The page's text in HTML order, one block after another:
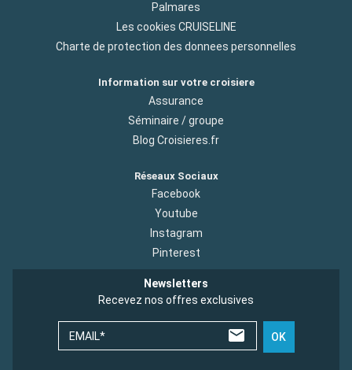
Palmares
Les cookies CRUISELINE
Charte de protection des donnees personnelles
Information sur votre croisiere
Assurance
Séminaire / groupe
Blog Croisieres.fr
Réseaux Sociaux
Facebook
Youtube
Instagram
Pinterest
Newsletters
Recevez nos offres exclusives
EMAIL* OK